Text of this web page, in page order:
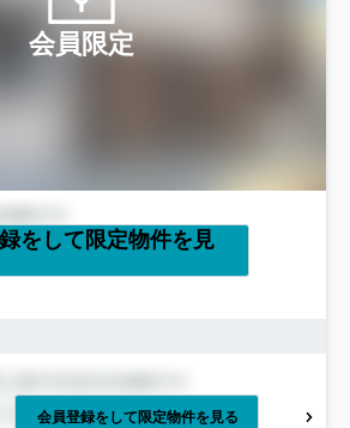
会員限定
をして限定物件を見
会員登録をして限定物件を見る